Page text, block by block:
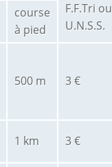
F.F.Tri ou
U.N.S.S.
course
à pied
500 m 3 €
1 km 3 €